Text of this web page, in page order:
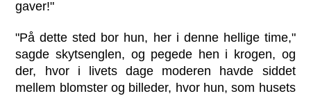
gaver!"
"På dette sted bor hun, her i denne hellige time,"
sagde skytsenglen, og pegede hen i krogen, og
der, hvor i livets dage moderen havde siddet
mellem blomster og billeder, hvor hun, som husets